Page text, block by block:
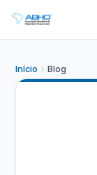
Início Blog